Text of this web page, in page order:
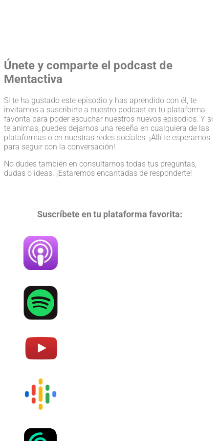
Únete y comparte el podcast de
Mentactiva
Si te ha gustado este episodio y has aprendido con él, te
invitamos a suscribirte a nuestro podcast en tu plataforma
favorita para poder escuchar nuestros nuevos episodios. Y si
te animas, puedes dejarnos una reseña en cualquiera de las
plataformas o en nuestras redes sociales. ¡Allí te esperamos
para seguir con la conversación!
No dudes también en consultarnos todas tus preguntas,
dudas o ideas. ¡Estaremos encantadas de responderte!
Suscríbete en tu plataforma favorita: